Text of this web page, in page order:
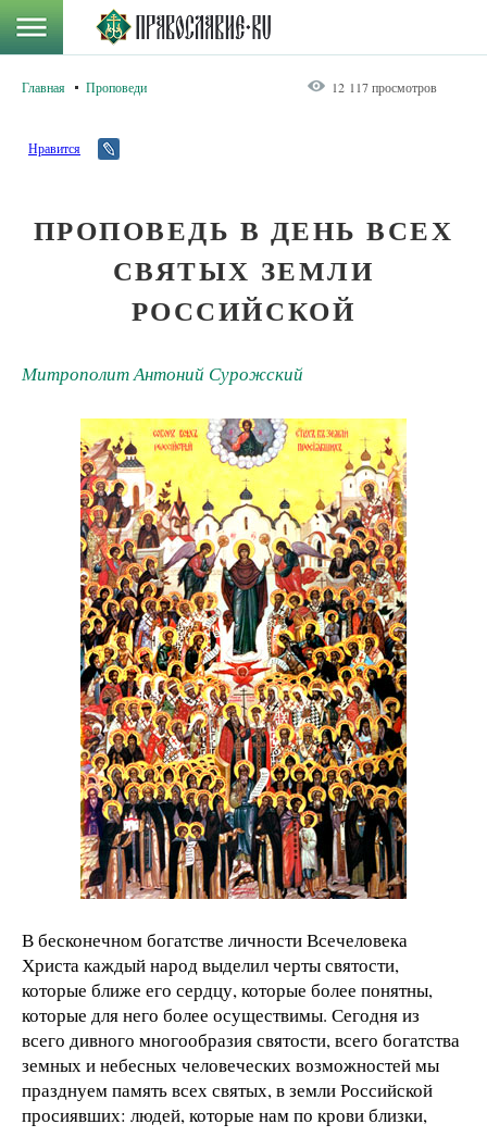
Главная Проповеди 12 117 просмотров
Нравится
ПРОПОВЕДЬ В ДЕНЬ ВСЕХ
СВЯТЫХ ЗЕМЛИ
РОССИЙСКОЙ
Митрополит Антоний Сурожский
В бесконечном богатстве личности Всечеловека
Христа каждый народ выделил черты святости,
которые ближе его сердцу, которые более понятны,
которые для него более осуществимы. Сегодня из
всего дивного многообразия святости, всего богатства
земных и небесных человеческих возможностей мы
празднуем память всех святых, в земли Российской
просиявших: людей, которые нам по крови близки,